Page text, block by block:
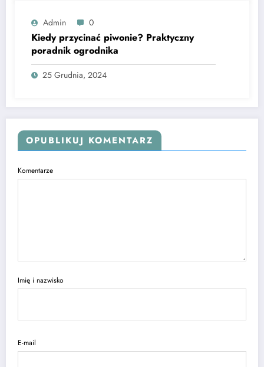
Admin 0
Kiedy przycinać piwonie? Praktyczny
poradnik ogrodnika
25 Grudnia, 2024
OPUBLIKUJ KOMENTARZ
Komentarze
Imię i nazwisko
E-mail